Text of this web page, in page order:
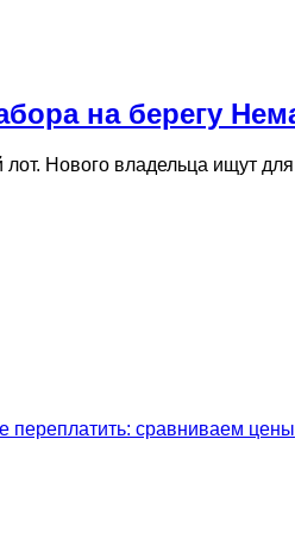
на берегу
Нового владельца ищут
переплатить: сравниваем цены